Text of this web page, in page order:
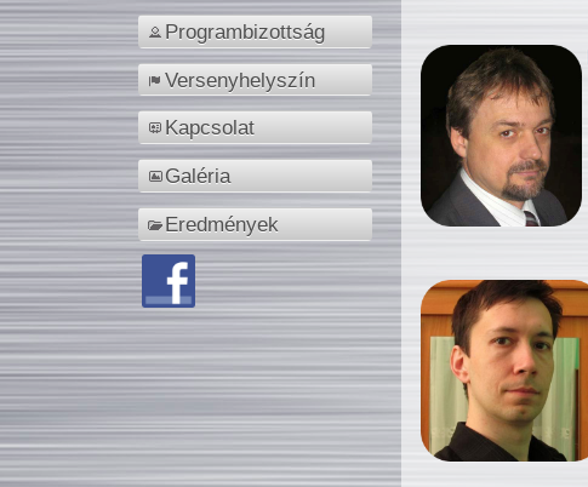
Programbizottság
Versenyhelyszín
Kapcsolat
Galéria
Eredmények